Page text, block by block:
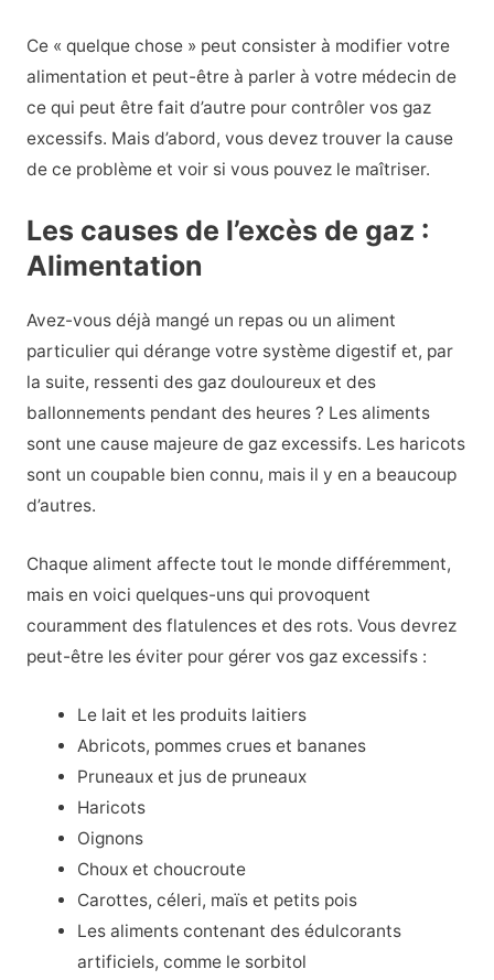
Ce « quelque chose » peut consister à modifier votre
alimentation et peut-être à parler à votre médecin de
ce qui peut être fait d’autre pour contrôler vos gaz
excessifs. Mais d’abord, vous devez trouver la cause
de ce problème et voir si vous pouvez le maîtriser.
Les causes de l’excès de gaz :
Alimentation
Avez-vous déjà mangé un repas ou un aliment
particulier qui dérange votre système digestif et, par
la suite, ressenti des gaz douloureux et des
ballonnements pendant des heures ? Les aliments
sont une cause majeure de gaz excessifs. Les haricots
sont un coupable bien connu, mais il y en a beaucoup
d’autres.
Chaque aliment affecte tout le monde différemment,
mais en voici quelques-uns qui provoquent
couramment des flatulences et des rots. Vous devrez
peut-être les éviter pour gérer vos gaz excessifs :
Le lait et les produits laitiers
Abricots, pommes crues et bananes
Pruneaux et jus de pruneaux
Haricots
Oignons
Choux et choucroute
Carottes, céleri, maïs et petits pois
Les aliments contenant des édulcorants
artificiels, comme le sorbitol